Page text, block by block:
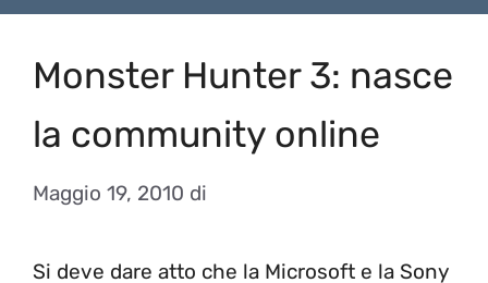
Monster Hunter 3: nasce
la community online
Maggio 19, 2010 di
Si deve dare atto che la Microsoft e la Sony